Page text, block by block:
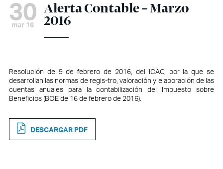
30
mar 16
Alerta Contable – Marzo
2016
Resolución de 9 de febrero de 2016, del ICAC, por la que se
desarrollan las normas de regis-tro, valoración y elaboración de las
cuentas anuales para la contabilización del Impuesto sobre
Beneficios (BOE de 16 de febrero de 2016).
DESCARGAR PDF